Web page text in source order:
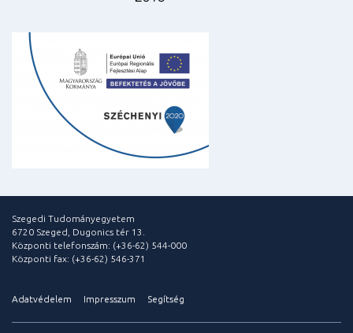
Szegedi Tudományegyetem
6720 Szeged, Dugonics tér 13.
Központi telefonszám: (+36-62) 544-000
Központi fax: (+36-62) 546-371
Adatvédelem Impresszum Segítség